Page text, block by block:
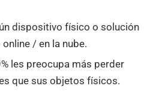
dispositivo físico o solución
/ en la nube.
les preocupa más perder
que sus objetos físicos.